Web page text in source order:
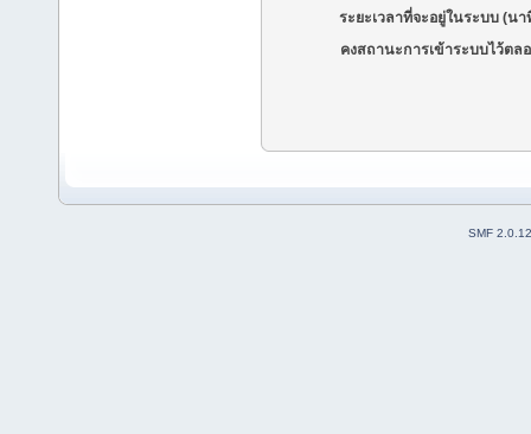
ระยะเวลาที่จะอยู่ในระบบ (นา
คงสถานะการเข้าระบบไว้ตล
SMF 2.0.12